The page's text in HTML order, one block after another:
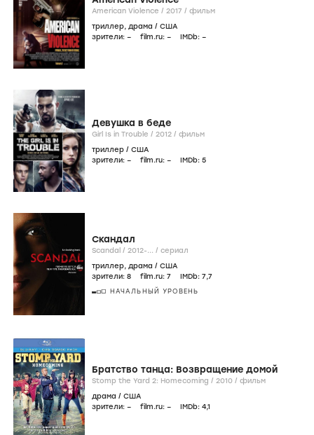
American Violence / 2017 / фильм
триллер, драма / США
зрители: – film.ru: – IMDb: –
Девушка в беде
Girl Is in Trouble / 2012 / фильм
триллер / США
зрители: – film.ru: – IMDb: 5
Скандал
Scandal / 2012-... / сериал
триллер, драма / США
зрители: 8 film.ru: 7 IMDb: 7,7
НАЧАЛЬНЫЙ УРОВЕНЬ
Братство танца: Возвращение домой
Stomp the Yard 2: Homecoming / 2010 / фильм
драма / США
зрители: – film.ru: – IMDb: 4,1